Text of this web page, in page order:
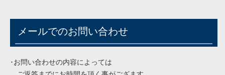
メールでのお問い合わせ
･お問い合わせの内容によっては